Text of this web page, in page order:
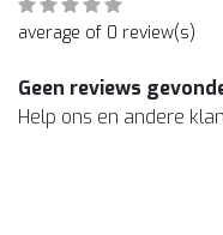
average of 0 review(s)
Geen reviews
Help ons en andere